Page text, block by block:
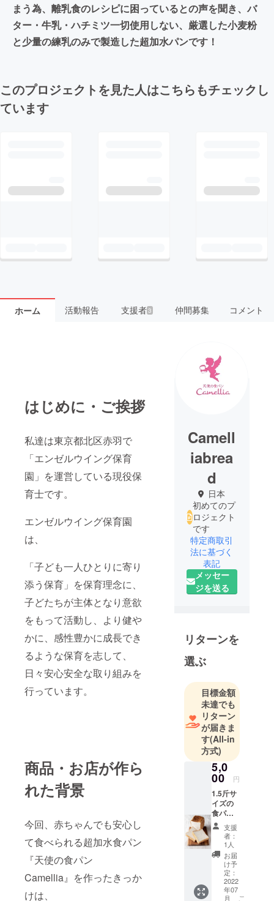
まう為、離乳食のレシピに困っているとの声を聞き、バ
ター・牛乳・ハチミツ一切使用しない、厳選した小麦粉
と少量の練乳のみで製造した超加水パンです！
このプロジェクトを見た人はこちらもチェックし
ています
ホーム 活動報告 支援者3 仲間募集 コメント
はじめに・ご挨拶
私達は東京都北区赤羽で
「エンゼルウイング保育
園」を運営している現役保
育士です。
エンゼルウイング保育園
は、
「子ども一人ひとりに寄り
添う保育」を保育理念に、
子どたちが主体となり意欲
をもって活動し、より健や
かに、感性豊かに成長でき
るような保育を志して、
日々安心安全な取り組みを
行っています。
商品・お店が作ら
れた背景
今回、赤ちゃんでも安心し
て食べられる超加水食パン
『天使の食パン
Camellia』を作ったきっか
けは、
Camell
iabrea
d
日本
初めてのプ
ロジェクト
です
特定商取引
法に基づく
表記
メッセー
ジを送る
リターンを
選ぶ
目標金額
未達でも
リターン
が届きま
す(All-in
方式)
5,0
00 円
1.5斤サ
イズの
食パン
を毎月1
回お届
けもし
くは店
舗受け
取り(6
回)とオ
リジナ
支援
者：
1人
お届
け予
定：
2022
年07
月
こ